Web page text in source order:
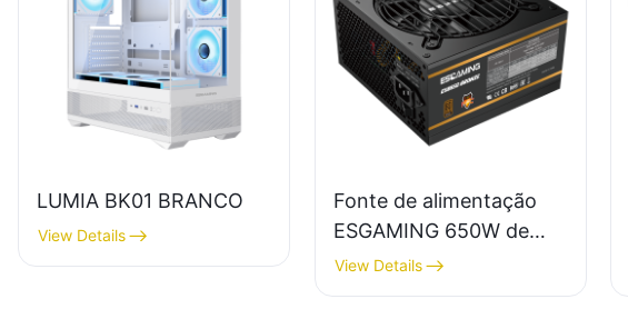
LUMIA BK01 BRANCO
View Details
Fonte de alimentação
ESGAMING 650W de
alta qualidade, 85% de
eficiência, módulo
View Details